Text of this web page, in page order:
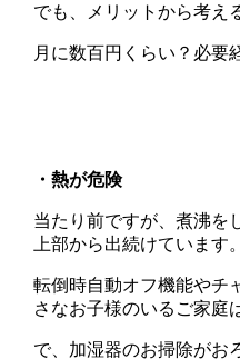
でも、メリットから考え
月に数百円くらい？必要
・熱が危険
当たり前ですが、煮沸を
上部から出続けています。
転倒時自動オフ機能やチ
さなお子様のいるご家庭
で、加湿器のお掃除がお